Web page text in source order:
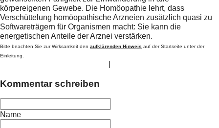
körpereigenen Gewebe. Die Homöopathie lehrt, dass
Verschüttelung homöopathische Arzneien zusätzlich quasi zu
Softwareträgern für Organismen macht: Sie kann die
energetischen Anteile der Arznei verstärken.
Bitte beachten Sie zur Wirksamkeit den aufklärenden Hinweis auf der Startseite unter der
Einleitung.
Kommentar schreiben
Name